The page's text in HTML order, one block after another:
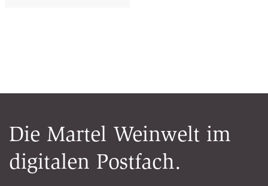
Die Martel Weinwelt im
digitalen Postfach.